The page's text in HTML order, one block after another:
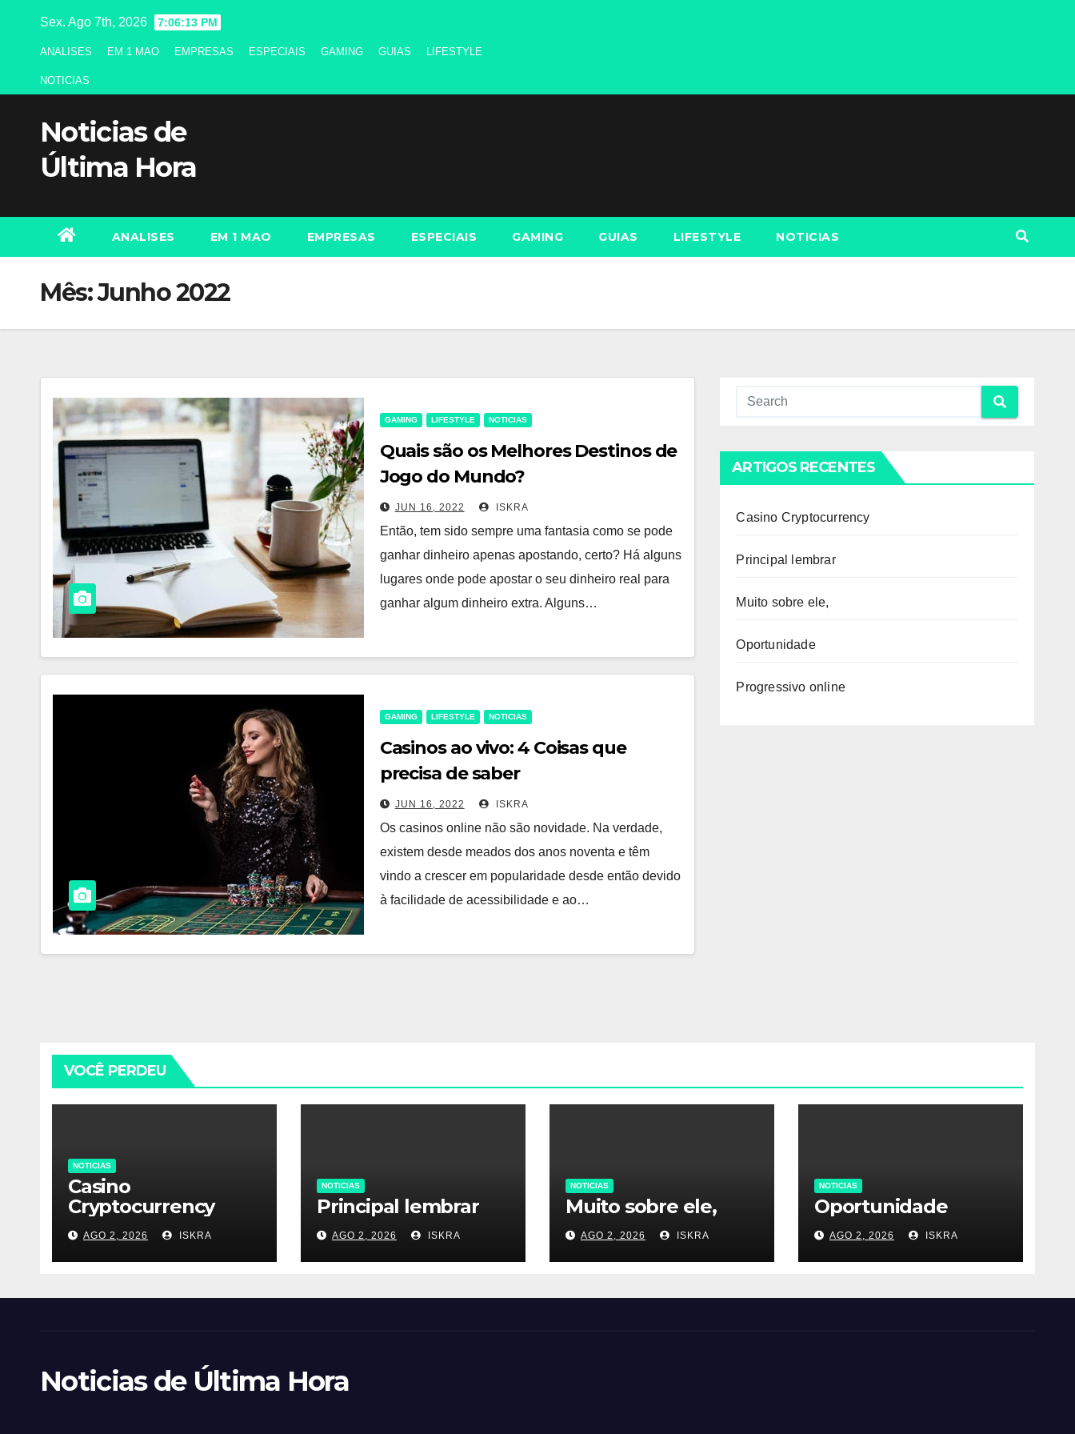
content
Sex. Ago 7th, 2026 7:06:13 PM
ANALISES EM 1 MAO EMPRESAS ESPECIAIS GAMING GUIAS LIFESTYLE
NOTICIAS
Noticias de
Última Hora
ANALISES EM 1 MAO EMPRESAS ESPECIAIS GAMING GUIAS LIFESTYLE NOTICIAS
Mês:Junho 2022
GAMING LIFESTYLE NOTICIAS
Quais são os Melhores Destinos de
Jogo do Mundo?
JUN 16, 2022 ISKRA
Então, tem sido sempre uma fantasia como se pode
ganhar dinheiro apenas apostando, certo? Há alguns
lugares onde pode apostar o seu dinheiro real para
ganhar algum dinheiro extra. Alguns…
GAMING LIFESTYLE NOTICIAS
Casinos ao vivo: 4 Coisas que
precisa de saber
JUN 16, 2022 ISKRA
Os casinos online não são novidade. Na verdade,
existem desde meados dos anos noventa e têm
vindo a crescer em popularidade desde então devido
à facilidade de acessibilidade e ao…
ARTIGOS RECENTES
Casino Cryptocurrency
Principal lembrar
Muito sobre ele,
Oportunidade
Progressivo online
VOCÊ PERDEU
NOTICIAS
Casino
Cryptocurrency
AGO 2, 2026 ISKRA
NOTICIAS
Principal lembrar
AGO 2, 2026 ISKRA
NOTICIAS
Muito sobre ele,
AGO 2, 2026 ISKRA
NOTICIAS
Oportunidade
AGO 2, 2026 ISKRA
Noticias de Última Hora